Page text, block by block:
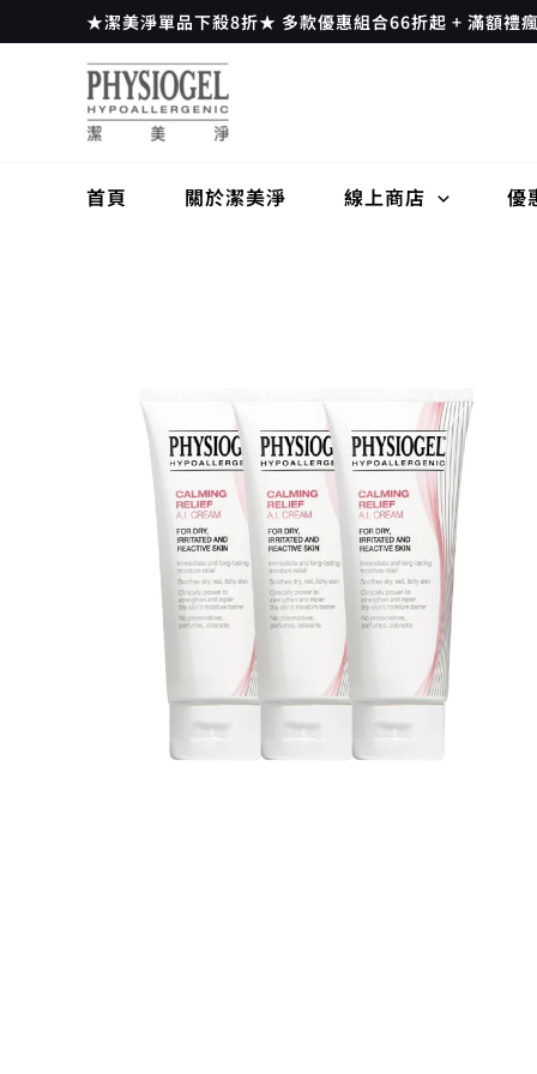
至
★潔美淨單品下殺8折★ 多款優惠組合66折起 + 滿額禮
首頁 關於潔美淨 線上商店 優